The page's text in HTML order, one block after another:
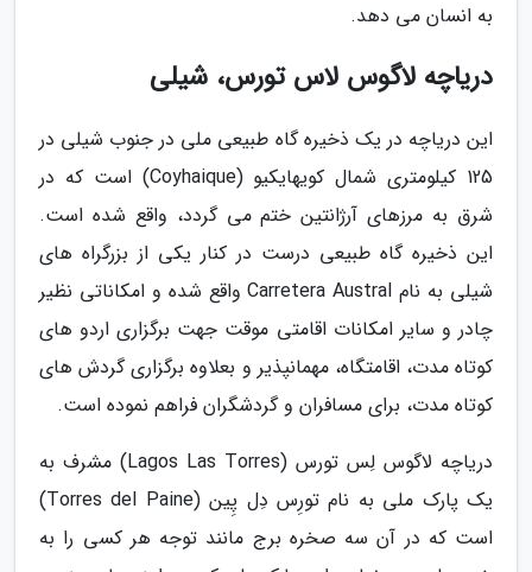
به انسان می دهد.
دریاچه لاگوس لاس تورس، شیلی
این دریاچه در یک ذخیره گاه طبیعی ملی در جنوب شیلی در
125 کیلومتری شمال کویهایکیو (Coyhaique) است که در
شرق به مرزهای آرژانتین ختم می گردد، واقع شده است.
این ذخیره گاه طبیعی درست در کنار یکی از بزرگراه های
شیلی به نام Carretera Austral واقع شده و امکاناتی نظیر
چادر و سایر امکانات اقامتی موقت جهت برگزاری اردو های
کوتاه مدت، اقامتگاه، مهمانپذیر و بعلاوه برگزاری گردش های
کوتاه مدت، برای مسافران و گردشگران فراهم نموده است.
دریاچه لاگوس لِس تورس (Lagos Las Torres) مشرف به
یک پارک ملی به نام تورِس دِل پِین (Torres del Paine)
است که در آن سه صخره برج مانند توجه هر کسی را به